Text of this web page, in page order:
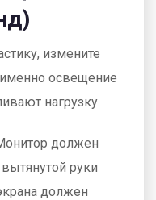
измените
именно освещение
нагрузку.
должен
руки
должен